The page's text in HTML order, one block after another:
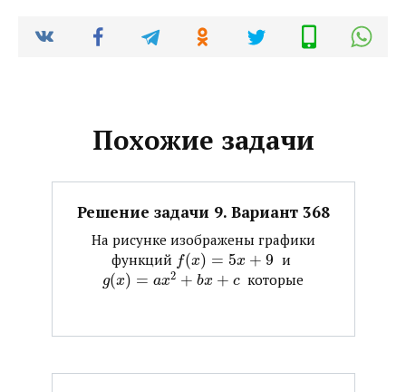
Похожие задачи
Решение задачи 9. Вариант 368
На рисунке изображены графики
функций ​ f(x) = 5x + 9 ​ и ​
g(x) = ax2 + bx + c ​ которые